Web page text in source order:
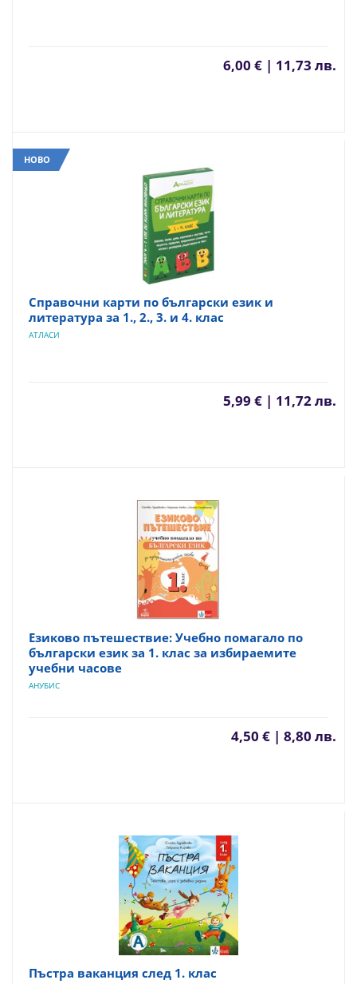
6,00 € | 11,73 лв.
НОВО
Справочни карти по български език и
литература за 1., 2., 3. и 4. клас
АТЛАСИ
5,99 € | 11,72 лв.
Езиково пътешествие: Учебно помагало по
български език за 1. клас за избираемите
учебни часове
АНУБИС
4,50 € | 8,80 лв.
Пъстра ваканция след 1. клас